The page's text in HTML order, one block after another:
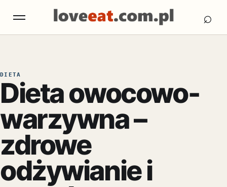
Otwórz menu ⌕
DIETA
Dieta owocowo-
warzywna –
zdrowe
odżywianie i